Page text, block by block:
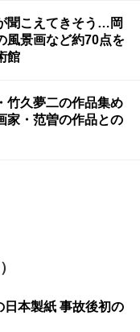
聞こえてきそう…岡
風景画など約70点を
館
竹久夢二の作品集め
・范曽の作品との
日本製紙 事故後初の